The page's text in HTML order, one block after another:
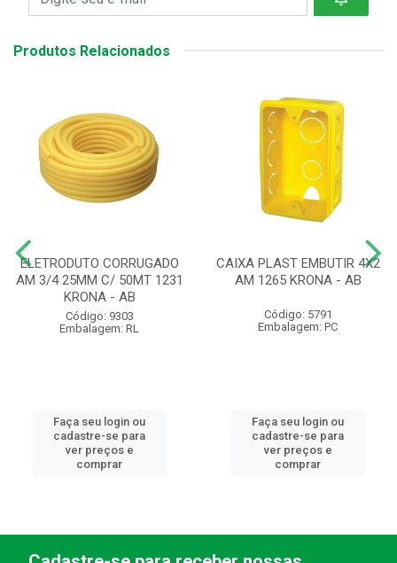
Produtos Relacionados
ELETRODUTO CORRUGADO
AM 3/4 25MM C/ 50MT 1231
KRONA - AB
Código: 9303
Embalagem: RL
Faça seu login ou
cadastre-se para
ver preços e
comprar
CAIXA PLAST EMBUTIR 4X2
AM 1265 KRONA - AB
Código: 5791
Embalagem: PC
Faça seu login ou
cadastre-se para
ver preços e
comprar